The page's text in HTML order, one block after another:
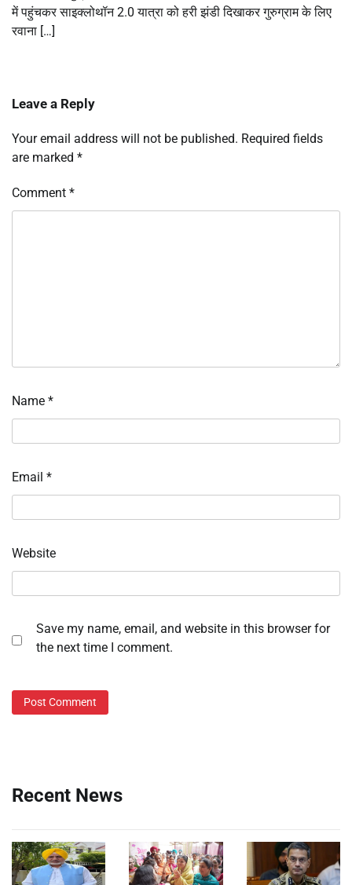
में पहुंचकर साइक्लोथॉन 2.0 यात्रा को हरी झंडी दिखाकर गुरुग्राम के लिए
रवाना […]
Leave a Reply
Your email address will not be published. Required fields
are marked *
Comment *
Name *
Email *
Website
Save my name, email, and website in this browser for
the next time I comment.
Recent News